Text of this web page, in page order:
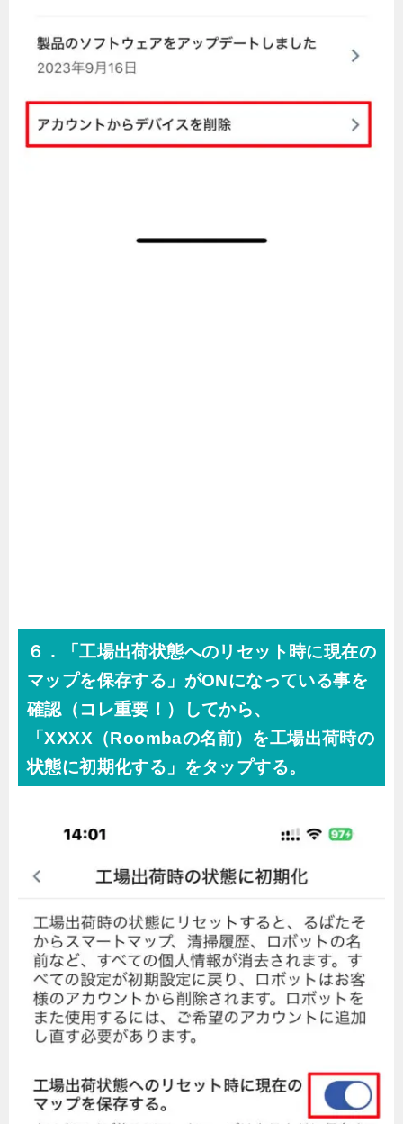
６．「工場出荷状態へのリセット時に現在の
マップを保存する」がONになっている事を
確認（コレ重要！）してから、
「XXXX（Roombaの名前）を工場出荷時の
状態に初期化する」をタップする。